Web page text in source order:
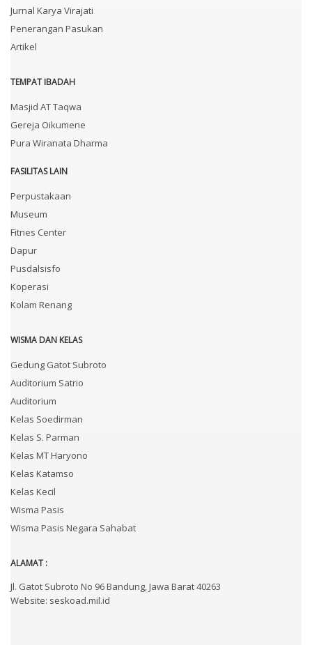
Jurnal Karya Virajati
Penerangan Pasukan
Artikel
TEMPAT IBADAH
Masjid AT Taqwa
Gereja Oikumene
Pura Wiranata Dharma
FASILITAS LAIN
Perpustakaan
Museum
Fitnes Center
Dapur
Pusdalsisfo
Koperasi
Kolam Renang
WISMA DAN KELAS
Gedung Gatot Subroto
Auditorium Satrio
Auditorium
Kelas Soedirman
Kelas S. Parman
Kelas MT Haryono
Kelas Katamso
Kelas Kecil
Wisma Pasis
Wisma Pasis Negara Sahabat
ALAMAT :
Jl. Gatot Subroto No 96 Bandung, Jawa Barat 40263
Website: seskoad.mil.id